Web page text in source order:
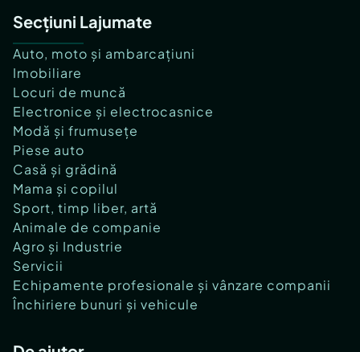
Secțiuni Lajumate
Auto, moto și ambarcațiuni
Imobiliare
Locuri de muncă
Electronice și electrocasnice
Modă și frumusețe
Piese auto
Casă și grădină
Mama și copilul
Sport, timp liber, artă
Animale de companie
Agro și Industrie
Servicii
Echipamente profesionale și vânzare companii
Închiriere bunuri și vehicule